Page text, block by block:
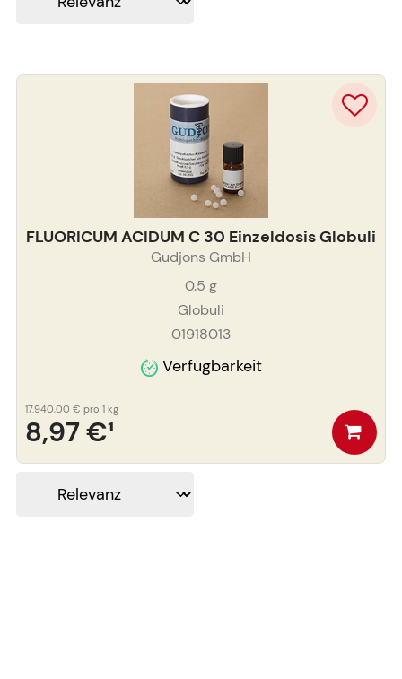
FLUORICUM ACIDUM C 30 Einzeldosis Globuli
Gudjons GmbH
0.5 g
Globuli
01918013
Verfügbarkeit
8,97 €¹
17.940,00 € pro 1 kg